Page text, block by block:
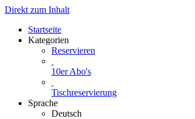
Direkt zum Inhalt
Startseite
Kategorien
Reservieren
10er Abo's
Tischreservierung
Sprache
Deutsch